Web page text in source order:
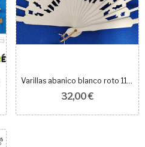
Varillas abanico blanco roto 11+15cm
32,00 €